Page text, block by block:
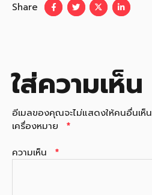
Share
ใส่ความเห็น
อีเมลของคุณจะไม่แสดงให้คนอื่นเห็น
เครื่องหมาย
*
ความเห็น *